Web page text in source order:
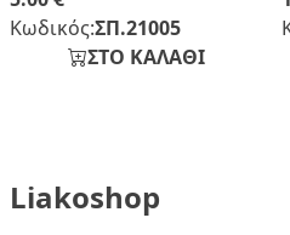
Κωδικός:ΣΠ.21005
ΣΤΟ ΚΑΛΑΘΙ
Liakoshop